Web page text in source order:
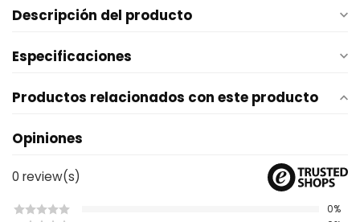
Descripción del producto
Especificaciones
Productos relacionados con este producto
Opiniones
0 review(s)
0%